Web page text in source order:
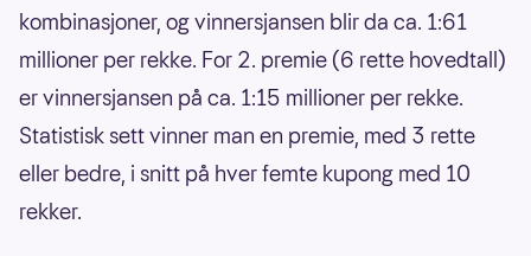
kombinasjoner, og vinnersjansen blir da ca. 1:61
millioner per rekke. For 2. premie (6 rette hovedtall)
er vinnersjansen på ca. 1:15 millioner per rekke.
Statistisk sett vinner man en premie, med 3 rette
eller bedre, i snitt på hver femte kupong med 10
rekker.